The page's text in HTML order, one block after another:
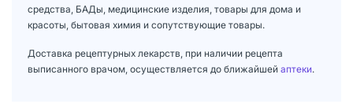
средства, БАДы, медицинские изделия, товары для дома и
красоты, бытовая химия и сопутствующие товары.
Доставка рецептурных лекарств, при наличии рецепта
выписанного врачом, осуществляется до ближайшей аптеки.